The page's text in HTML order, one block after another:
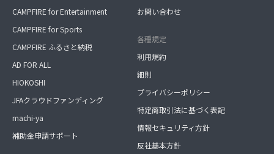
CAMPFIRE for Entertainment
CAMPFIRE for Sports
CAMPFIRE ふるさと納税
AD FOR ALL
HIOKOSHI
JFAクラウドファンディング
machi-ya
補助金申請サポート
お問い合わせ
各種規定
利用規約
細則
プライバシーポリシー
特定商取引法に基づく表記
情報セキュリティ方針
反社基本方針